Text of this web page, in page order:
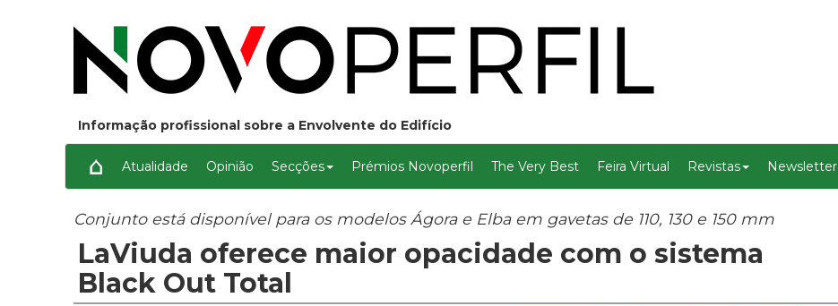
Informação profissional sobre a Envolvente do Edifício
Atualidade Opinião Secções Prémios Novoperfil The Very Best Feira Virtual Revistas Newsletter
Conjunto está disponível para os modelos Ágora e Elba em gavetas de 110, 130 e 150 mm
LaViuda oferece maior opacidade com o sistema
Black Out Total